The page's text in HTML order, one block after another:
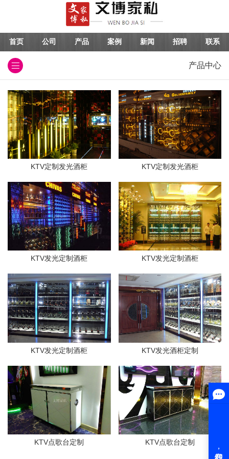
首页 公司 产品 案例 新闻 招聘 联系
产品中心
KTV定制发光酒柜 KTV定制发光酒柜
KTV发光定制酒柜 KTV发光定制酒柜
KTV发光定制酒柜 KTV发光酒柜定制
KTV点歌台定制 KTV点歌台定制